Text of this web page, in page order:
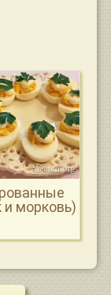
и морковь)